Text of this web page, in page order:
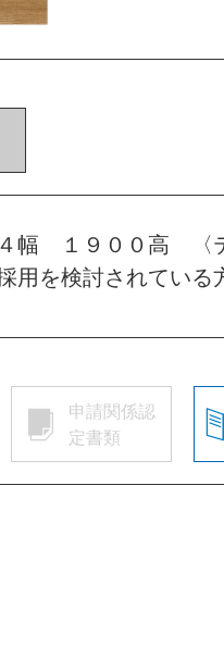
幅 １９００高 〈
を検討されている
申請関係認
定書類